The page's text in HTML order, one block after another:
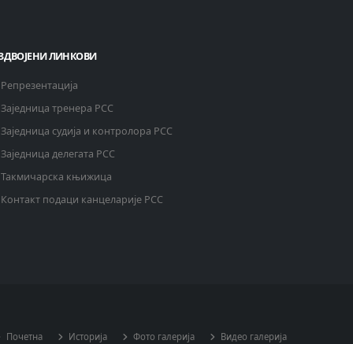
ЛИНКОВИ
Репрезентација
Заједница тренера РСС
Заједница судија и контролора РСС
Заједница делегата РСС
Такмичарска књижица
Контакт подаци канцеларије РСС
Почетна Историја Фото галерија Видео галерија